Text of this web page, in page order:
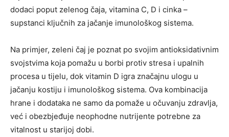
dodaci poput zelenog čaja, vitamina C, D i cinka –
supstanci ključnih za jačanje imunološkog sistema.
Na primjer, zeleni čaj je poznat po svojim antioksidativnim
svojstvima koja pomažu u borbi protiv stresa i upalnih
procesa u tijelu, dok vitamin D igra značajnu ulogu u
jačanju kostiju i imunološkog sistema. Ova kombinacija
hrane i dodataka ne samo da pomaže u očuvanju zdravlja,
već i obezbjeđuje neophodne nutrijente potrebne za
vitalnost u starijoj dobi.